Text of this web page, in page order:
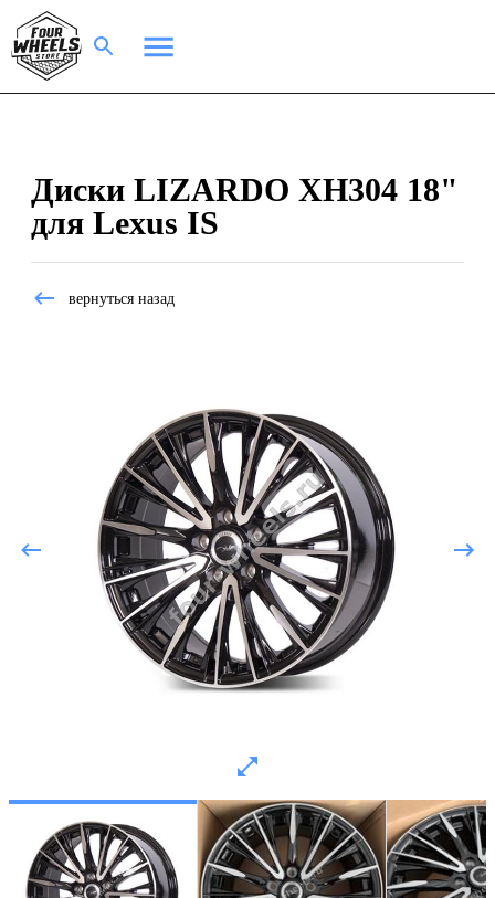
Диски LIZARDO XH304 18"
для Lexus IS
вернуться назад